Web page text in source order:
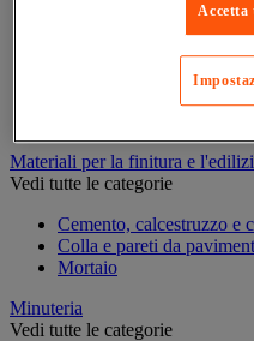
Marcatura industriale
Marcatura permanente
Marcatura temporanea
Nastro adesivo di
Materiali per la finitura e
Vedi tutte le categorie
Cemento, calcestruzzo e
Colla e pareti da
Mortaio
Minuteria
Vedi tutte le categorie